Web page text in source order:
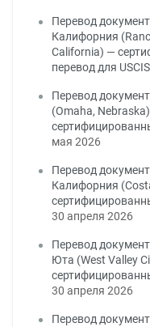
Перевод
Калифорния
California) —
перевод для USCIS
Перевод
(Omaha,
мая 2026
Перевод
Калифорния
30 апреля 2026
Перевод
Юта (West Valley
30 апреля 2026
Перевод